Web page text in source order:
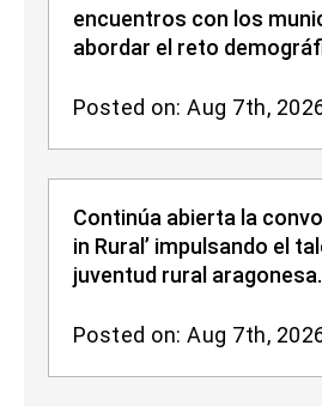
encuentros con los
abordar el reto
Posted on: Aug 7th,
Continúa abierta la
in Rural’ impulsando el
juventud rural aragonesa.
Posted on: Aug 7th,